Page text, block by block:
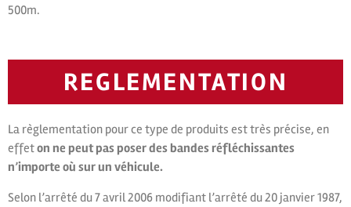
500m.
REGLEMENTATION
La règlementation pour ce type de produits est très précise, en
effeton ne peut pas poser des bandes réfléchissantes
n’importe où sur un véhicule.
Selon l’arrêté du 7 avril 2006 modifiant l’arrêté du 20 janvier 1987,